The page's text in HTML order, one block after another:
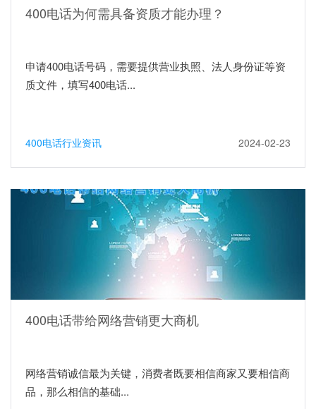
400电话为何需具备资质才能办理？
申请400电话号码，需要提供营业执照、法人身份证等资
质文件，填写400电话...
400电话行业资讯 2024-02-23
400电话带给网络营销更大商机
网络营销诚信最为关键，消费者既要相信商家又要相信商
品，那么相信的基础...